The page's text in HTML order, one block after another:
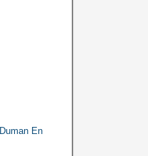
Duman En